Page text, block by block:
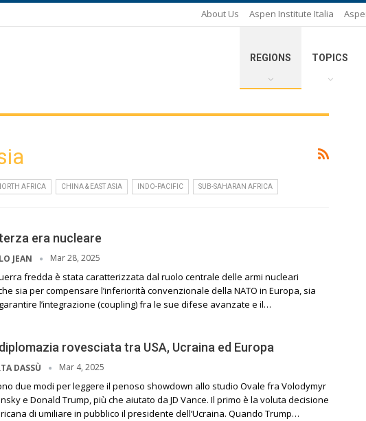
About Us Aspen Institute Italia
REGIONS TOPICS
AFRICA CHINA & EAST ASIA INDO-PACIFIC SUB-SAHARAN AFRICA
era nucleare
JEAN Mar 28, 2025
fredda è stata caratterizzata dal ruolo centrale delle armi nucleari
sia per compensare l’inferiorità convenzionale della NATO in Europa, sia
l’integrazione (coupling) fra le sue difese avanzate e il…
rovesciata tra USA, Ucraina ed Europa
DASSÙ Mar 4, 2025
due modi per leggere il penoso showdown allo studio Ovale fra Volodymyr
e Donald Trump, più che aiutato da JD Vance. Il primo è la voluta decisione
di umiliare in pubblico il presidente dell’Ucraina. Quando Trump…